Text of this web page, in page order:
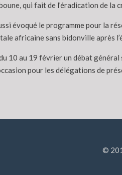
qui fait de l’éradication de la
évoqué le programme pour la
africaine sans bidonville après
10 au 19 février un débat
pour les délégations de
©